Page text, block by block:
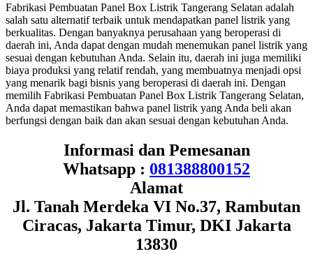
Fabrikasi Pembuatan Panel Box Listrik Tangerang Selatan adalah
salah satu alternatif terbaik untuk mendapatkan panel listrik yang
berkualitas. Dengan banyaknya perusahaan yang beroperasi di
daerah ini, Anda dapat dengan mudah menemukan panel listrik yang
sesuai dengan kebutuhan Anda. Selain itu, daerah ini juga memiliki
biaya produksi yang relatif rendah, yang membuatnya menjadi opsi
yang menarik bagi bisnis yang beroperasi di daerah ini. Dengan
memilih Fabrikasi Pembuatan Panel Box Listrik Tangerang Selatan,
Anda dapat memastikan bahwa panel listrik yang Anda beli akan
berfungsi dengan baik dan akan sesuai dengan kebutuhan Anda.
Informasi dan Pemesanan
Whatsapp : 081388800152
Alamat
Jl. Tanah Merdeka VI No.37, Rambutan
Ciracas, Jakarta Timur, DKI Jakarta
13830